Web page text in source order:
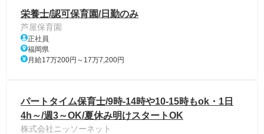
栄養士/認可保育園/日勤のみ
芦屋保育園
正社員
福岡県
月給17万200円～17万7,200円
パートタイム保育士/9時-14時や10-15時もok・1日
4h～/週3～OK/夏休み明けスタートOK
株式会社ニッソーネット